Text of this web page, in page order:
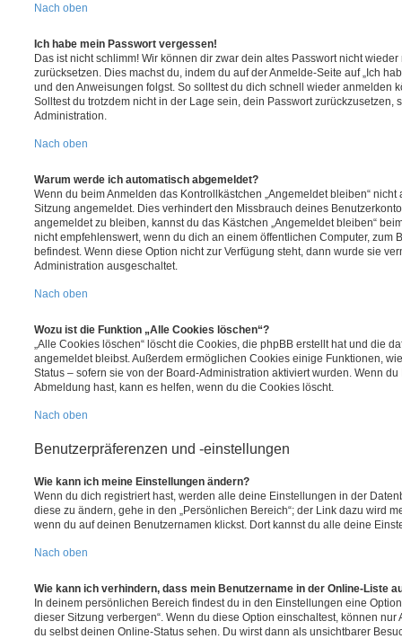
Nach oben
Ich habe mein Passwort vergessen!
Das ist nicht schlimm! Wir können dir zwar dein altes Passwort nicht
zurücksetzen. Dies machst du, indem du auf der Anmelde-Seite auf „Ich
und den Anweisungen folgst. So solltest du dich schnell wieder anmelden
Solltest du trotzdem nicht in der Lage sein, dein Passwort zurückzusetzen,
Administration.
Nach oben
Warum werde ich automatisch abgemeldet?
Wenn du beim Anmelden das Kontrollkästchen „Angemeldet bleiben“
Sitzung angemeldet. Dies verhindert den Missbrauch deines
angemeldet zu bleiben, kannst du das Kästchen „Angemeldet bleiben“
nicht empfehlenswert, wenn du dich an einem öffentlichen Computer, zum
befindest. Wenn diese Option nicht zur Verfügung steht, dann wurde sie
Administration ausgeschaltet.
Nach oben
Wozu ist die Funktion „Alle Cookies löschen“?
„Alle Cookies löschen“ löscht die Cookies, die phpBB erstellt hat und die
angemeldet bleibst. Außerdem ermöglichen Cookies einige Funktionen,
Status – sofern sie von der Board-Administration aktiviert wurden. Wenn
Abmeldung hast, kann es helfen, wenn du die Cookies löscht.
Nach oben
Benutzerpräferenzen und -einstellungen
Wie kann ich meine Einstellungen ändern?
Wenn du dich registriert hast, werden alle deine Einstellungen in der
diese zu ändern, gehe in den „Persönlichen Bereich“; der Link dazu wird
wenn du auf deinen Benutzernamen klickst. Dort kannst du alle deine
Nach oben
Wie kann ich verhindern, dass mein Benutzername in der Online-Liste
In deinem persönlichen Bereich findest du in den Einstellungen eine
dieser Sitzung verbergen“. Wenn du diese Option einschaltest, können
du selbst deinen Online-Status sehen. Du wirst dann als unsichtbarer